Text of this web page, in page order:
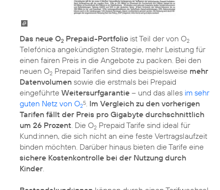
Das neue O2 Prepaid-Portfolio ist Teil der von O2
Telefónica angekündigten Strategie, mehr Leistung für
einen fairen Preis in die Angebote zu packen. Bei den
neuen O2 Prepaid Tarifen sind dies beispielsweise mehr
Datenvolumen sowie die erstmals bei Prepaid
eingeführte Weitersurfgarantie – und das alles im sehr
guten Netz von O25 Im Vergleich zu den vorherigen
Tarifen fällt der Preis pro Gigabyte durchschnittlich
um 26 Prozent . Die O2 Prepaid Tarife sind ideal für
Kund:innen, die sich nicht an eine feste Vertragslaufzeit
binden möchten. Darüber hinaus bieten die Tarife eine
sichere Kostenkontrolle bei der Nutzung durch
Kinder